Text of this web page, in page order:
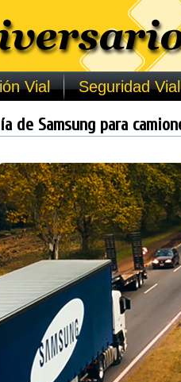
Vial Seguridad Vial
de Samsung para